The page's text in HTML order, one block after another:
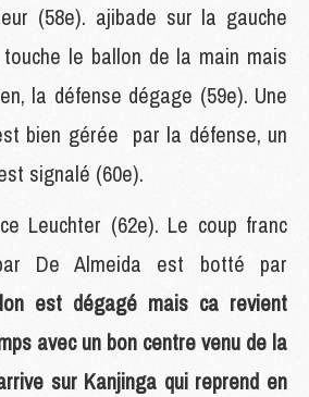
(58e). ajibade sur la gauche
le ballon de la main mais
la défense dégage (59e). Une
bien gérée par la défense, un
signalé (60e).
Leuchter (62e). Le coup franc
De Almeida est botté par
est dégagé mais ca revient
avec un bon centre venu de la
sur Kanjinga qui reprend en